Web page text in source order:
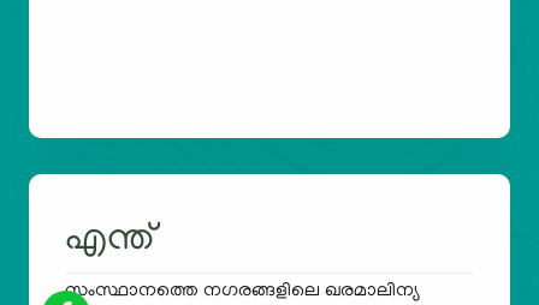
എന്ത്
സംസ്ഥാനത്തെ നഗരങ്ങളിലെ ഖരമാലിന്യ